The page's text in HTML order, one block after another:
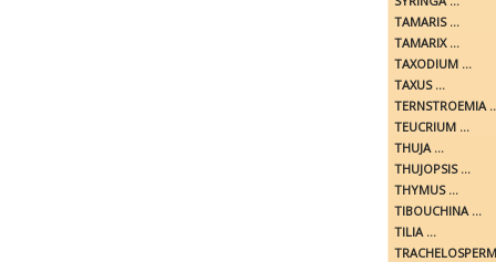
TAMARIS ...
TAMARIX ...
TAXODIUM ...
TAXUS ...
TERNSTROEMIA
TEUCRIUM ...
THUJA ...
THUJOPSIS ...
THYMUS ...
TIBOUCHINA ...
TILIA ...